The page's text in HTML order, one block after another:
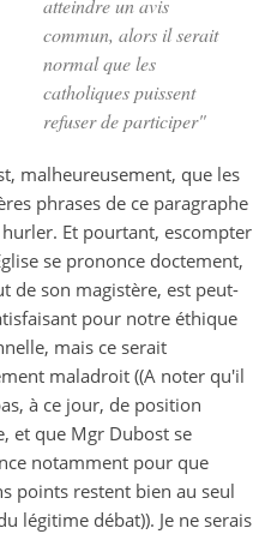
commun, alors il serait
normal que les
catholiques puissent
refuser de participer"
malheureusement, que les
phrases de ce paragraphe
Et pourtant, escompter
se prononce doctement,
de son magistère, est peut-
pour notre éthique
mais ce serait
maladroit ((A noter qu'il
à ce jour, de position
et que Mgr Dubost se
notamment pour que
points restent bien au seul
légitime débat)). Je ne serais